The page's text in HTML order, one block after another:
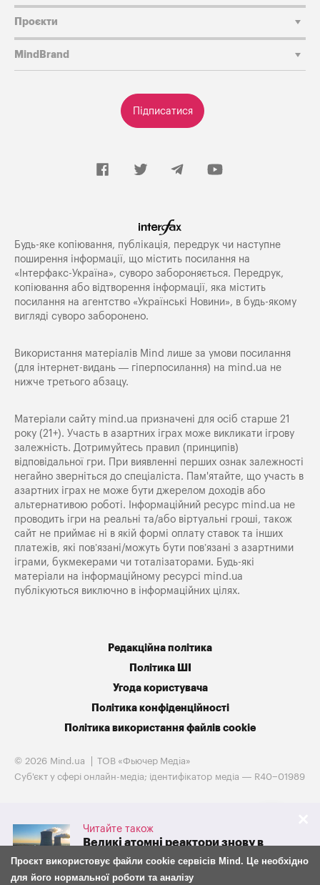
Читайте також
Великі атомні реактори знову в
грі. Westinghouse готується до
IPO на тлі потужної підтримки
адміністрації Трампа
Підписатися
Проєкти
MindBrand
Будь-яке копiювання, публiкацiя, передрук чи наступне
поширення iнформацiї, що мiстить посилання на
«Iнтерфакс-Україна», суворо забороняється. Передрук,
копіювання або відтворення інформації, яка містить
посилання на агентство «Українські Новини», в будь-якому
вигляді суворо заборонено.
Використання матеріалів Mind лише за умови посилання
(для інтернет-видань — гіперпосилання) на mind.ua не
нижче третього абзацу.
Матеріали сайту mind.ua призначені для осіб старше 21
року (21+). Участь в азартних іграх може викликати ігрову
залежність. Дотримуйтесь правил (принципів)
відповідальної гри. При виявленні перших ознак залежності
негайно зверніться до спеціаліста. Пам'ятайте, що участь в
азартних іграх не може бути джерелом доходів або
альтернативою роботі. Інформаційний ресурс mind.ua не
проводить ігри на реальні та/або віртуальні гроші, також
сайт не приймає ні в якій формі оплату ставок та інших
платежів, які пов’язані/можуть бути пов’язані з азартними
іграми, букмекерами чи тоталізаторами. Будь-які
матеріали на інформаційному ресурсі mind.ua
публікуються виключно в інформаційних цілях.
Редакційна політика
Політика ШІ
Угода користувача
Політика конфіденційності
Політика використання файлів cookie
© 2026 Mind.ua
ТОВ «Фьючер Медiа»
Cуб'єкт у сфері онлайн-медіа; ідентифікатор медіа — R40−01989
Проєкт використовує файли cookie сервісів Mind. Це необхідно
для його нормальної роботи та аналізу